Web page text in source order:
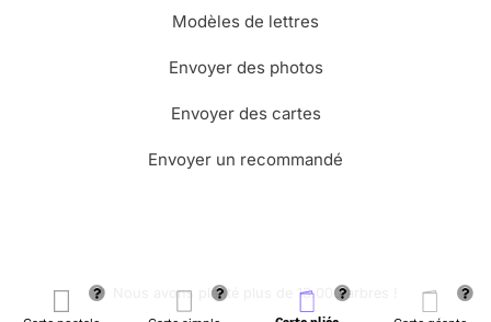
Modèles de lettres
Envoyer des photos
Envoyer des cartes
Envoyer un recommandé
🌳 Nous avons planté plus de 13.000 arbres !